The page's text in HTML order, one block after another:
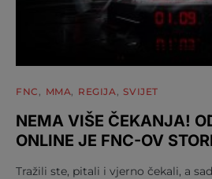
FNC MMA REGIJA SVIJET
NEMA VIŠE ČEKANJA!
ONLINE JE FNC-OV
Tražili ste, pitali i vjerno čekali, a